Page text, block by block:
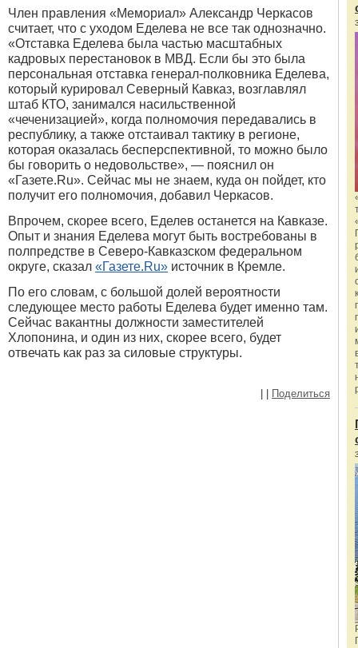
Член правления «Мемориал» Александр Черкасов
считает, что с уходом Еделева не все так однозначно.
«Отставка Еделева была частью масштабных
кадровых перестановок в МВД. Если бы это была
персональная отставка генерал-полковника Еделева,
который курировал Северный Кавказ, возглавлял
штаб КТО, занимался насильственной
«чеченизацией», когда полномочия передавались в
республику, а также отстаивал тактику в регионе,
которая оказалась бесперспективной, то можно было
бы говорить о недовольстве», — пояснил он
«Газете.Ru». Сейчас мы не знаем, куда он пойдет, кто
получит его полномочия, добавил Черкасов.
Впрочем, скорее всего, Еделев останется на Кавказе.
Опыт и знания Еделева могут быть востребованы в
полпредстве в Северо-Кавказском федеральном
округе, сказал «Газете.Ru» источник в Кремле.
По его словам, с большой долей вероятности
следующее место работы Еделева будет именно там.
Сейчас вакантны должности заместителей
Хлопонина, и один из них, скорее всего, будет
отвечать как раз за силовые структуры.
Поделиться